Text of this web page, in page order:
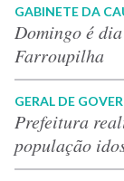
GABINETE DA
Domingo é
Farroupilha
GERAL DE
Prefeitura
população